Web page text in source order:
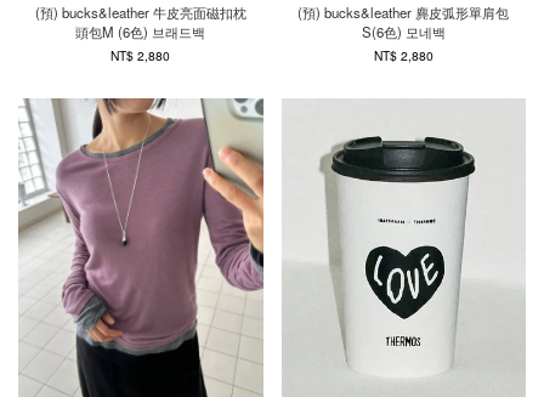
(預) bucks&leather 牛皮亮面磁扣枕
頭包M (6色) 브래드백
NT$ 2,880
(預) bucks&leather 麂皮弧形單肩包
S(6色) 모네백
NT$ 2,880